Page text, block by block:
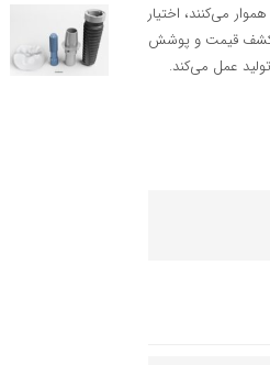
می‌کنند، اختیار
کشف قیمت و پوشش
عمل می‌کند.